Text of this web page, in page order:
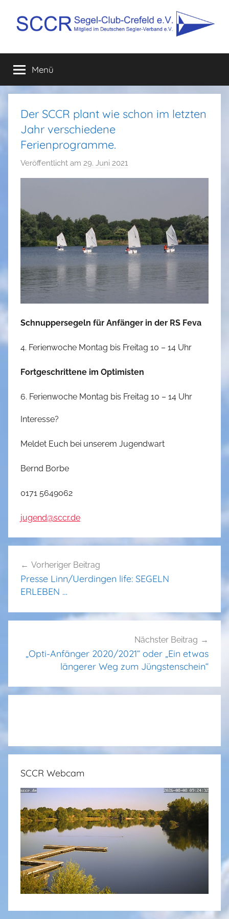
Inhalt
SCCR
e.V.
Deutschen
Segler-
Verband
Menü
Der SCCR plant wie schon im letzten
Jahr verschiedene
Ferienprogramme.
Veröffentlicht am 29. Juni 2021
o
m
o
n
e
K
i
Schnuppersegeln für Anfänger in der RS Feva
4. Ferienwoche Montag bis Freitag 10 – 14 Uhr
Fortgeschrittene im Optimisten
6. Ferienwoche Montag bis Freitag 10 – 14 Uhr
Interesse?
Meldet Euch bei unserem Jugendwart
Bernd Borbe
0171 5649062
jugend@sccr.de
Vorheriger Beitrag
Presse Linn/Uerdingen life: SEGELN
ERLEBEN …
Nächster Beitrag
„Opti-Anfänger 2020/2021“ oder „Ein etwas
längerer Weg zum Jüngstenschein“
SCCR Webcam